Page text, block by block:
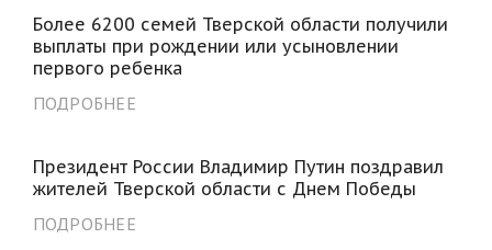
Более 6200 семей Тверской области получили
выплаты при рождении или усыновлении
первого ребенка
ПОДРОБНЕЕ
Президент России Владимир Путин поздравил
жителей Тверской области с Днем Победы
ПОДРОБНЕЕ